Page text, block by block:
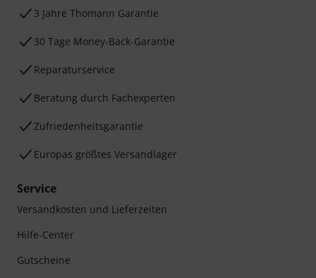
3 Jahre Thomann Garantie
30 Tage Money-Back-Garantie
Reparaturservice
Beratung durch Fachexperten
Zufriedenheitsgarantie
Europas größtes Versandlager
Service
Versandkosten und Lieferzeiten
Hilfe-Center
Gutscheine